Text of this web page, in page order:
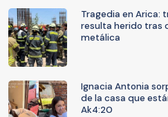
Tragedia en Arica:
resulta herido tras
metálica
Ignacia Antonia
de la casa que
Ak4:20